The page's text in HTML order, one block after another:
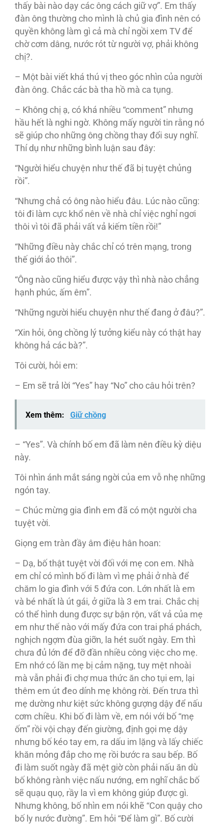
thấy bài nào dạy các ông cách giữ vợ”. Em thấy
đàn ông thường cho mình là chủ gia đình nên có
quyền không làm gì cả mà chỉ ngồi xem TV để
chờ cơm dâng, nước rót từ người vợ, phải không
chị?.
– Một bài viết khá thú vị theo góc nhìn của người
đàn ông. Chắc các bà tha hồ mà ca tụng.
– Không chị ạ, có khá nhiều “comment” nhưng
hầu hết là nghi ngờ. Không mấy người tin rằng nó
sẽ giúp cho những ông chồng thay đổi suy nghĩ.
Thí dụ như những bình luận sau đây:
“Người hiểu chuyện như thế đã bị tuyệt chủng
rồi”.
“Nhưng chả có ông nào hiểu đâu. Lúc nào cũng:
tôi đi làm cực khổ nên về nhà chỉ việc nghỉ ngơi
thôi vì tôi đã phải vất vả kiếm tiền rồi!”
“Những điều này chắc chỉ có trên mạng, trong
thế giới ảo thôi”.
“Ông nào cũng hiểu được vậy thì nhà nào chẳng
hạnh phúc, ấm êm”.
“Những người hiểu chuyện như thế đang ở đâu?”.
“Xin hỏi, ông chồng lý tưởng kiểu này có thật hay
không hả các bà?”.
Tôi cười, hỏi em:
– Em sẽ trả lời “Yes” hay “No” cho câu hỏi trên?
Xem thêm: Giữ chồng
– “Yes”. Và chính bố em đã làm nên điều kỳ diệu
này.
Tôi nhìn ánh mắt sáng ngời của em vỗ nhẹ những
ngón tay.
– Chúc mừng gia đình em đã có một người cha
tuyệt vời.
Giọng em tràn đầy âm điệu hân hoan:
– Dạ, bố thật tuyệt vời đối với mẹ con em. Nhà
em chỉ có mình bố đi làm vì mẹ phải ở nhà để
chăm lo gia đình với 5 đứa con. Lớn nhất là em
và bé nhất là út gái, ở giữa là 3 em trai. Chắc chị
có thể hình dung được sự bận rộn, vất vả của mẹ
em như thế nào với mấy đứa con trai phá phách,
nghịch ngợm đùa giỡn, la hét suốt ngày. Em thì
chưa đủ lớn để đỡ đần nhiều công việc cho mẹ.
Em nhớ có lần mẹ bị cảm nặng, tuy mệt nhoài
mà vẫn phải đi chợ mua thức ăn cho tụi em, lại
thêm em út đeo dính mẹ không rời. Đến trưa thì
mẹ dường như kiệt sức không gượng dậy để nấu
cơm chiều. Khi bố đi làm về, em nói với bố “mẹ
ốm” rồi vội chạy đến giường, định gọi mẹ dậy
nhưng bố kéo tay em, ra dấu im lặng và lấy chiếc
khăn mỏng đắp cho mẹ rồi bước ra sau bếp. Bố
đi làm suốt ngày đã mệt giờ còn phải nấu ăn dù
bố không rành việc nấu nướng, em nghĩ chắc bố
sẽ quạu quọ, rầy la vì em không giúp được gì.
Nhưng không, bố nhìn em nói khẽ “Con quậy cho
bố ly nước đường”. Em hỏi “Để làm gì”. Bố cười